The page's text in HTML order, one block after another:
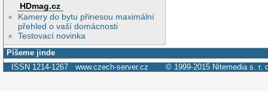
HDmag.cz
Kamery do bytu přinesou maximální
přehled o vaší domácnosti
Testovací novinka
Píšeme jinde
ISSN 1214-1267 www.czech-server.cz © 1999-2015 Nitemedia s. r.